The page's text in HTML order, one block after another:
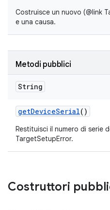
Costruisce un nuovo (@link
e una causa.
Metodi pubblici
String
getDeviceSerial()
Restituisci il numero di serie
TargetSetupError.
Costruttori